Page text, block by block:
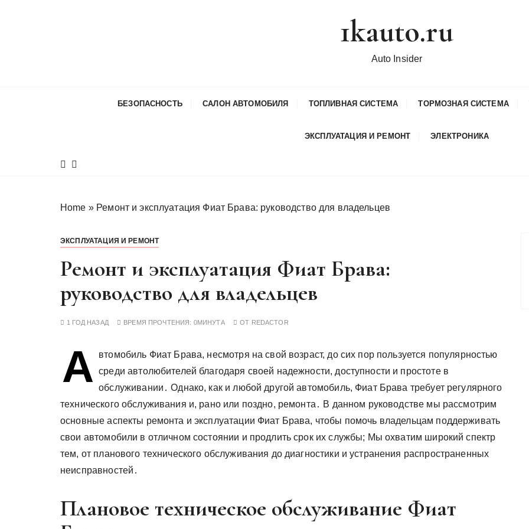
1kauto.ru
Auto Insider
БЕЗОПАСНОСТЬ САЛОН АВТОМОБИЛЯ ТОПЛИВНАЯ СИСТЕМА ТОРМОЗНАЯ СИСТЕМА
ЭКСПЛУАТАЦИЯ И РЕМОНТ ЭЛЕКТРОНИКА
Home » Ремонт и эксплуатация Фиат Брава: руководство для владельцев
ЭКСПЛУАТАЦИЯ И РЕМОНТ
Ремонт и эксплуатация Фиат Брава:
руководство для владельцев
1 ГОД НАЗАД ВРЕМЯ ПРОЧТЕНИЯ: 0МИНУТА ОТ REDACTOR
А
втомобиль Фиат Брава, несмотря на свой возраст, до сих пор пользуется популярностью
среди автолюбителей благодаря своей надежности, доступности и простоте в
обслуживании․ Однако, как и любой другой автомобиль, Фиат Брава требует регулярного
технического обслуживания и, рано или поздно, ремонта․ В данном руководстве мы рассмотрим
основные аспекты ремонта и эксплуатации Фиат Брава, чтобы помочь владельцам поддерживать
свои автомобили в отличном состоянии и продлить срок их службы; Мы охватим широкий спектр
тем, от планового технического обслуживания до диагностики и устранения распространенных
неисправностей․
Плановое техническое обслуживание Фиат